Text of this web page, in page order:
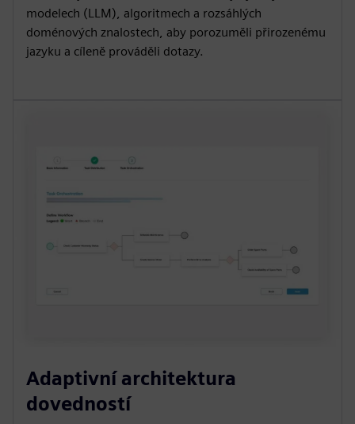
modelech (LLM), algoritmech a rozsáhlých
doménových znalostech, aby porozuměli přirozenému
jazyku a cíleně prováděli dotazy.
Adaptivní architektura
dovedností